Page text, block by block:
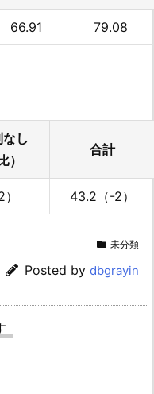
66.91 79.08
し
）
合計
43.2（-2）
未分類
Posted by dbgrayin